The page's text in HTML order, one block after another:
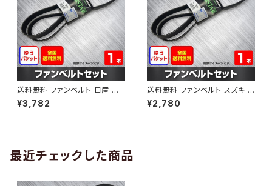
送料無料 ファンベルト 日産 キ
ューブ 型式Z12 H20.11～H24.
10 （国内トップメーカー） 1本 H
¥3,782
送料無料 ファンベルト スズキ ワ
ゴンR 型式MH34S H24.09～
H29.02 （国内トップメーカー）
¥2,780
最近チェックした商品